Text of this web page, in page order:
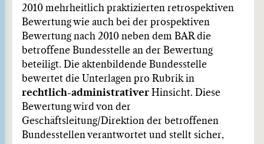
2010 mehrheitlich praktizierten retrospektiven
Bewertung wie auch bei der prospektiven
Bewertung nach 2010 neben dem BAR die
betroffene Bundesstelle an der Bewertung
beteiligt. Die aktenbildende Bundesstelle
bewertet die Unterlagen pro Rubrik in
rechtlich-administrativer Hinsicht. Diese
Bewertung wird von der
Geschäftsleitung/Direktion der betroffenen
Bundesstellen verantwortet und stellt sicher,